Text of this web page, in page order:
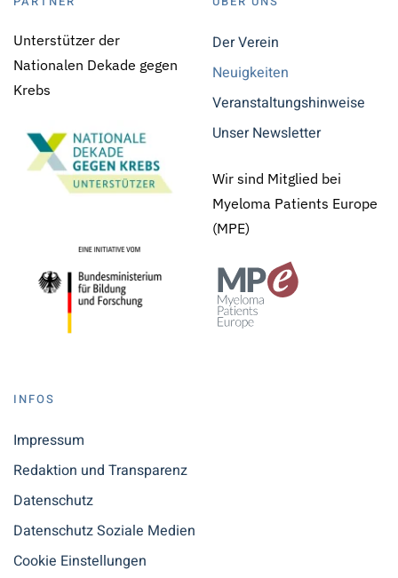
Unterstützer der
Nationalen Dekade gegen
Krebs
Der Verein
Neuigkeiten
Veranstaltungshinweise
Unser Newsletter
Wir sind Mitglied bei
Myeloma Patients Europe
(MPE)
INFOS
Impressum
Redaktion und Transparenz
Datenschutz
Datenschutz Soziale Medien
Cookie Einstellungen